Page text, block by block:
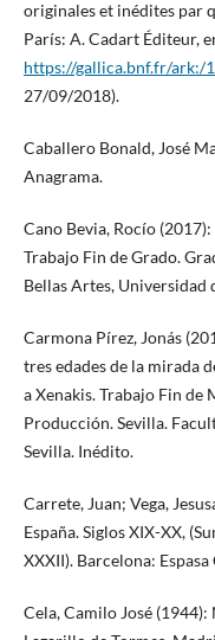
originales et inédites par
París: A. Cadart Éditeur,
https://gallica.bnf.fr/ark:/
27/09/2018).
Caballero Bonald, José
Anagrama.
Cano Bevia, Rocío
Trabajo Fin de Grado.
Bellas Artes, Universidad
Carmona Pírez, Jonás
tres edades de la mirada
a Xenakis. Trabajo Fin de
Producción. Sevilla.
Sevilla. Inédito.
Carrete, Juan; Vega,
España. Siglos XIX-XX,
XXXII). Barcelona: Espasa
Cela, Camilo José (1944):